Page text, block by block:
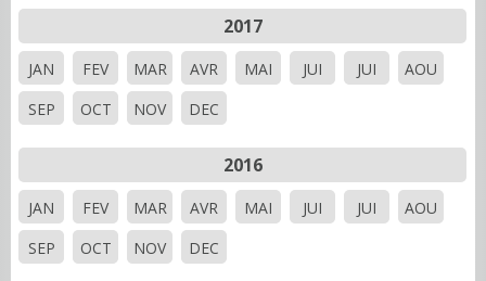
2017
JAN FEV MAR AVR MAI JUI JUI
AOU
SEP
OCT NOV DEC
2016
JAN FEV MAR AVR MAI JUI JUI
AOU
SEP
OCT NOV DEC